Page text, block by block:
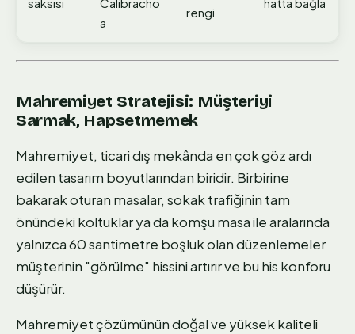
a
rengi
Mahremiyet Stratejisi: Müşteriyi
Sarmak, Hapsetmemek
Mahremiyet, ticari dış mekânda en çok göz ardı
edilen tasarım boyutlarından biridir. Birbirine
bakarak oturan masalar, sokak trafiğinin tam
önündeki koltuklar ya da komşu masa ile aralarında
yalnızca 60 santimetre boşluk olan düzenlemeler
müşterinin "görülme" hissini artırır ve bu his konforu
düşürür.
Mahremiyet çözümünün doğal ve yüksek kaliteli